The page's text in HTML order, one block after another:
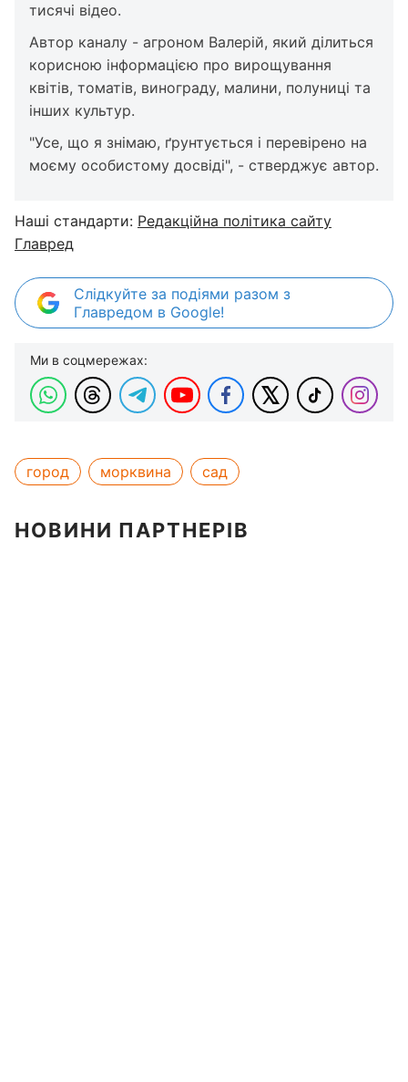
тисячі відео.
Автор каналу - агроном Валерій, який ділиться
корисною інформацією про вирощування
квітів, томатів, винограду, малини, полуниці та
інших культур.
"Усе, що я знімаю, ґрунтується і перевірено на
моєму особистому досвіді", - стверджує автор.
Наші стандарти: Редакційна політика сайту
Главред
Слідкуйте за подіями разом з
Главредом в Google!
Ми в соцмережах:
город морквина сад
НОВИНИ ПАРТНЕРІВ